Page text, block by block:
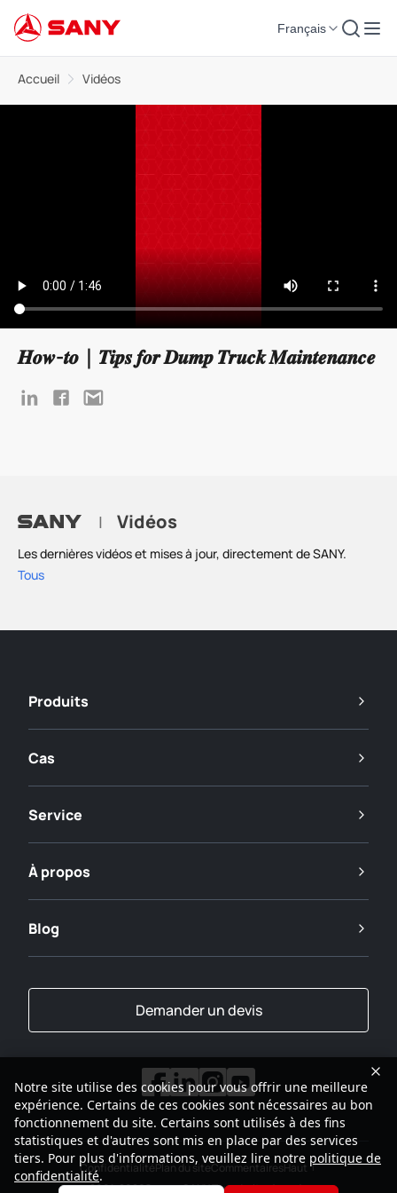
Français
Accueil Vidéos
𝑯𝒐𝒘-𝒕𝒐｜𝑻𝒊𝒑𝒔 𝒇𝒐𝒓 𝑫𝒖𝒎𝒑 𝑻𝒓𝒖𝒄𝒌 𝑴𝒂𝒊𝒏𝒕𝒆𝒏𝒂𝒏𝒄𝒆
| Vidéos
Les dernières vidéos et mises à jour, directement de SANY.
Tous
Produits
Cas
Service
À propos
Blog
Demander un devis
2001-2026Groupe SANY Tous droits réservés
ConfidentialitéPlan du siteCommentairesHaut
Notre site utilise des cookies pour vous offrir une meilleure
expérience. Certains de ces cookies sont nécessaires au bon
fonctionnement du site. Certains sont utilisés à des fins
statistiques et d'autres sont mis en place par des services
tiers. Pour plus d'informations, veuillez lire notre politique de
confidentialité.